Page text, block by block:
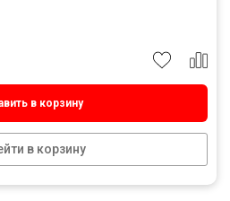
в корзину
в корзину